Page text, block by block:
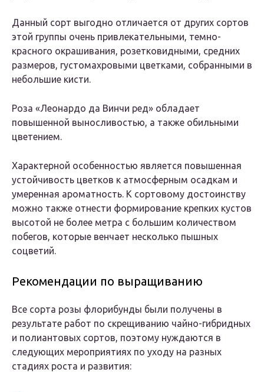
Данный сорт выгодно отличается от других сортов
этой группы очень привлекательными, темно-
красного окрашивания, розетковидными, средних
размеров, густомахровыми цветками, собранными в
небольшие кисти.
Роза «Леонардо да Винчи ред» обладает
повышенной выносливостью, а также обильными
цветением.
Характерной особенностью является повышенная
устойчивость цветков к атмосферным осадкам и
умеренная ароматность. К сортовому достоинству
можно также отнести формирование крепких кустов
высотой не более метра с большим количеством
побегов, которые венчает несколько пышных
соцветий.
Рекомендации по выращиванию
Все сорта розы флорибунды были получены в
результате работ по скрещиванию чайно-гибридных
и полиантовых сортов, поэтому нуждаются в
следующих мероприятиях по уходу на разных
стадиях роста и развития: